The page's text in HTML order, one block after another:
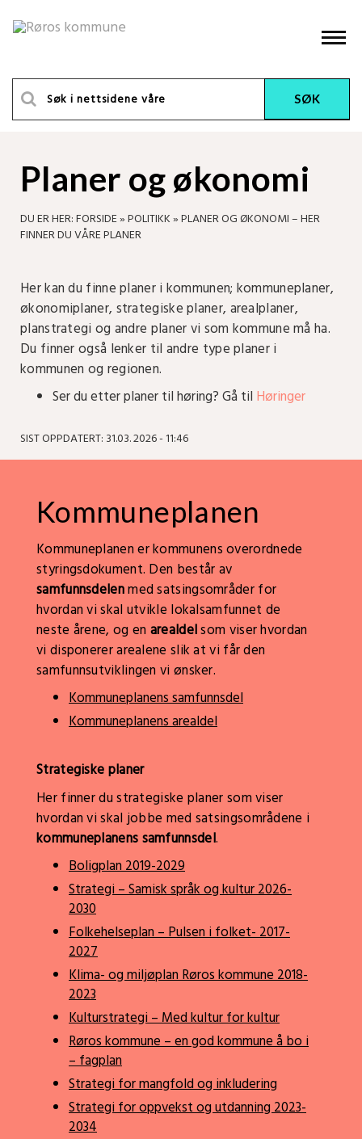
Planer og økonomi
DU ER HER:FORSIDE»POLITIKK»PLANER OG ØKONOMI – HER
FINNER DU VÅRE PLANER
Her kan du finne planer i kommunen; kommuneplaner,
økonomiplaner, strategiske planer, arealplaner,
planstrategi og andre planer vi som kommune må ha.
Du finner også lenker til andre type planer i
kommunen og regionen.
Ser du etter planer til høring? Gå til Høringer
SIST OPPDATERT: 31.03. 2026 - 11:46
Kommuneplanen
Kommuneplanen er kommunens overordnede
styringsdokument. Den består av
samfunnsdelenmed satsingsområder for
hvordan vi skal utvikle lokalsamfunnet de
neste årene, og enarealdelsom viser hvordan
vi disponerer arealene slik at vi får den
samfunnsutviklingen vi ønsker.
Kommuneplanens samfunnsdel
Kommuneplanens arealdel
Strategiske planer
Her finner du strategiske planer som viser
hvordan vi skal jobbe med satsingsområdene i
kommuneplanens samfunnsdel.
Boligplan 2019-2029
Strategi – Samisk språk og kultur 2026-
2030
Folkehelseplan – Pulsen i folket- 2017-
2027
Klima- og miljøplan Røros kommune 2018-
2023
Kulturstrategi – Med kultur for kultur
Røros kommune – en god kommune å bo i
– fagplan
Strategi for mangfold og inkludering
Strategi for oppvekst og utdanning 2023-
2034